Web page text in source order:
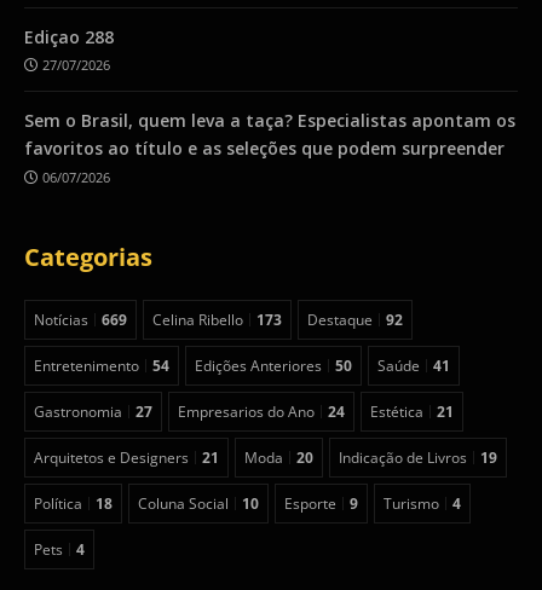
Ediçao 288
27/07/2026
Sem o Brasil, quem leva a taça? Especialistas apontam os
favoritos ao título e as seleções que podem surpreender
06/07/2026
Categorias
Notícias 669 Celina Ribello 173 Destaque 92
Entretenimento 54 Edições Anteriores 50 Saúde 41
Gastronomia 27 Empresarios do Ano 24 Estética 21
Arquitetos e Designers 21 Moda 20 Indicação de Livros 19
Política 18 Coluna Social 10 Esporte 9 Turismo 4
Pets 4